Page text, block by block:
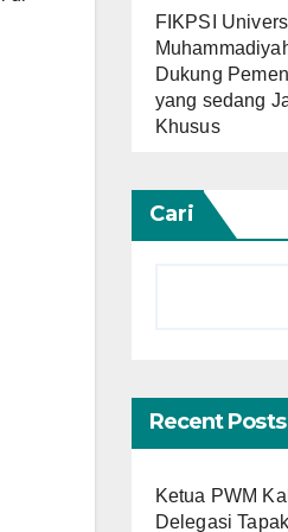
FIKPSI
Dukung
yang sedang
Khusus
Cari
Recent Posts
Ketua PWM
Delegasi